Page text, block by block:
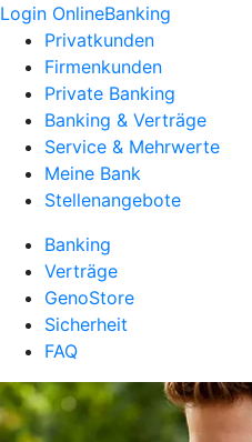
Login OnlineBanking
Privatkunden
Firmenkunden
Private Banking
Banking & Verträge
Service & Mehrwerte
Meine Bank
Stellenangebote
Banking
Verträge
GenoStore
Sicherheit
FAQ